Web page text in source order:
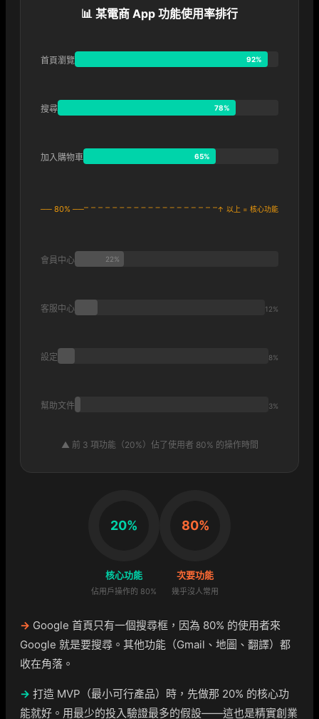
📊 某電商 App 功能使用率排行
首頁瀏覽 92%
搜尋 78%
加入購物車 65%
── 80% ── ↑ 以上 = 核心功能
會員中心 22%
客服中心 12%
設定 8%
幫助文件 3%
▲ 前 3 項功能（20%）佔了使用者 80% 的操作時間
20%
核心功能
佔用戶操作的 80%
80%
次要功能
幾乎沒人常用
→ Google 首頁只有一個搜尋框，因為 80% 的使用者來
Google 就是要搜尋。其他功能（Gmail、地圖、翻譯）都
收在角落。
→ 打造 MVP（最小可行產品）時，先做那 20% 的核心功
能就好。用最少的投入驗證最多的假設——這也是精實創業